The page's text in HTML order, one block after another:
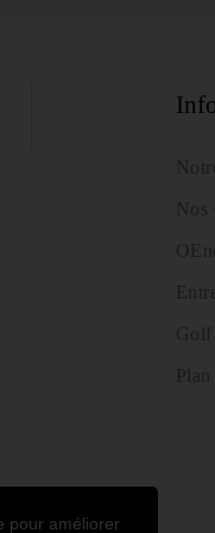
pour améliorer
Nos
Golf